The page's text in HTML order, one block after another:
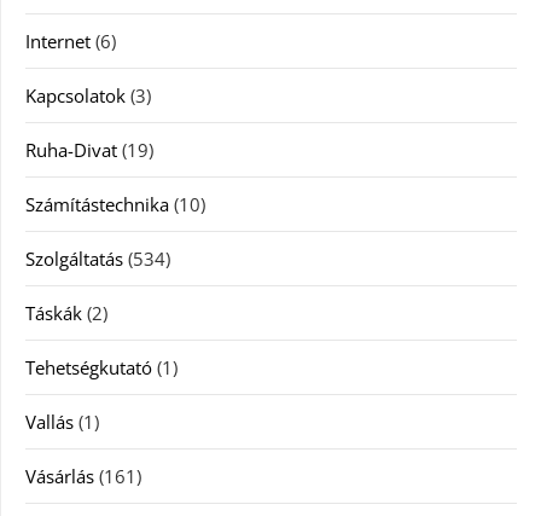
Internet (6)
Kapcsolatok (3)
Ruha-Divat (19)
Számítástechnika (10)
Szolgáltatás (534)
Táskák (2)
Tehetségkutató (1)
Vallás (1)
Vásárlás (161)